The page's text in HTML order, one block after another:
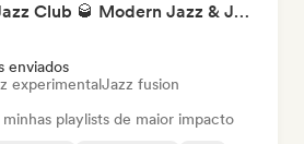
Smoky Jazz Club 🥃 Modern Jazz & Jazz Fusion to Sip an Old Fashioned to
enviados
experimentalJazz fusion
playlists de maior impacto